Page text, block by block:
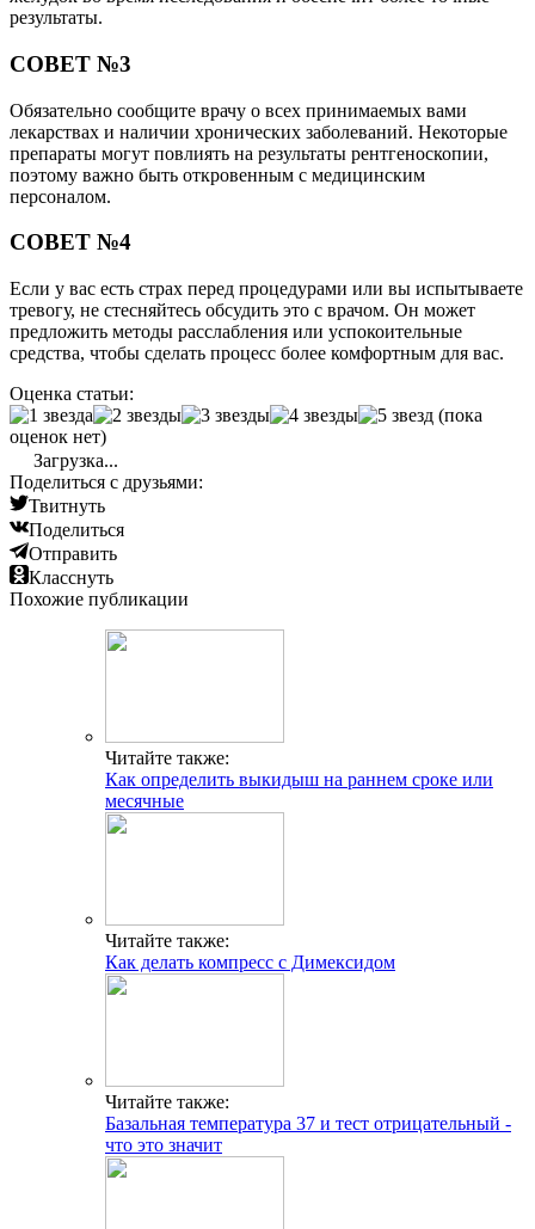
результаты.
СОВЕТ №3
Обязательно сообщите врачу о всех принимаемых вами
лекарствах и наличии хронических заболеваний. Некоторые
препараты могут повлиять на результаты рентгеноскопии,
поэтому важно быть откровенным с медицинским
персоналом.
СОВЕТ №4
Если у вас есть страх перед процедурами или вы испытываете
тревогу, не стесняйтесь обсудить это с врачом. Он может
предложить методы расслабления или успокоительные
средства, чтобы сделать процесс более комфортным для вас.
Оценка статьи:
(пока
оценок нет)
Загрузка...
Поделиться с друзьями:
Твитнуть
Поделиться
Отправить
Класснуть
Похожие публикации
Читайте также:
Как определить выкидыш на раннем сроке или
месячные
Читайте также:
Как делать компресс с Димексидом
Читайте также:
Базальная температура 37 и тест отрицательный -
что это значит